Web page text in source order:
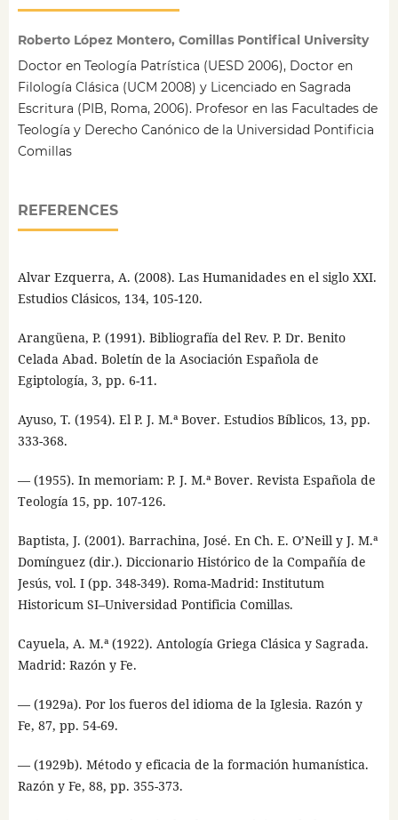
Roberto López Montero, Comillas Pontifical University
Doctor en Teología Patrística (UESD 2006), Doctor en
Filología Clásica (UCM 2008) y Licenciado en Sagrada
Escritura (PIB, Roma, 2006). Profesor en las Facultades de
Teología y Derecho Canónico de la Universidad Pontificia
Comillas
REFERENCES
Alvar Ezquerra, A. (2008). Las Humanidades en el siglo XXI.
Estudios Clásicos, 134, 105-120.
Arangüena, P. (1991). Bibliografía del Rev. P. Dr. Benito
Celada Abad. Boletín de la Asociación Española de
Egiptología, 3, pp. 6-11.
Ayuso, T. (1954). El P. J. M.ª Bover. Estudios Bíblicos, 13, pp.
333-368.
— (1955). In memoriam: P. J. M.ª Bover. Revista Española de
Teología 15, pp. 107-126.
Baptista, J. (2001). Barrachina, José. En Ch. E. O’Neill y J. M.ª
Domínguez (dir.). Diccionario Histórico de la Compañía de
Jesús, vol. I (pp. 348-349). Roma-Madrid: Institutum
Historicum SI–Universidad Pontificia Comillas.
Cayuela, A. M.ª (1922). Antología Griega Clásica y Sagrada.
Madrid: Razón y Fe.
— (1929a). Por los fueros del idioma de la Iglesia. Razón y
Fe, 87, pp. 54-69.
— (1929b). Método y eficacia de la formación humanística.
Razón y Fe, 88, pp. 355-373.